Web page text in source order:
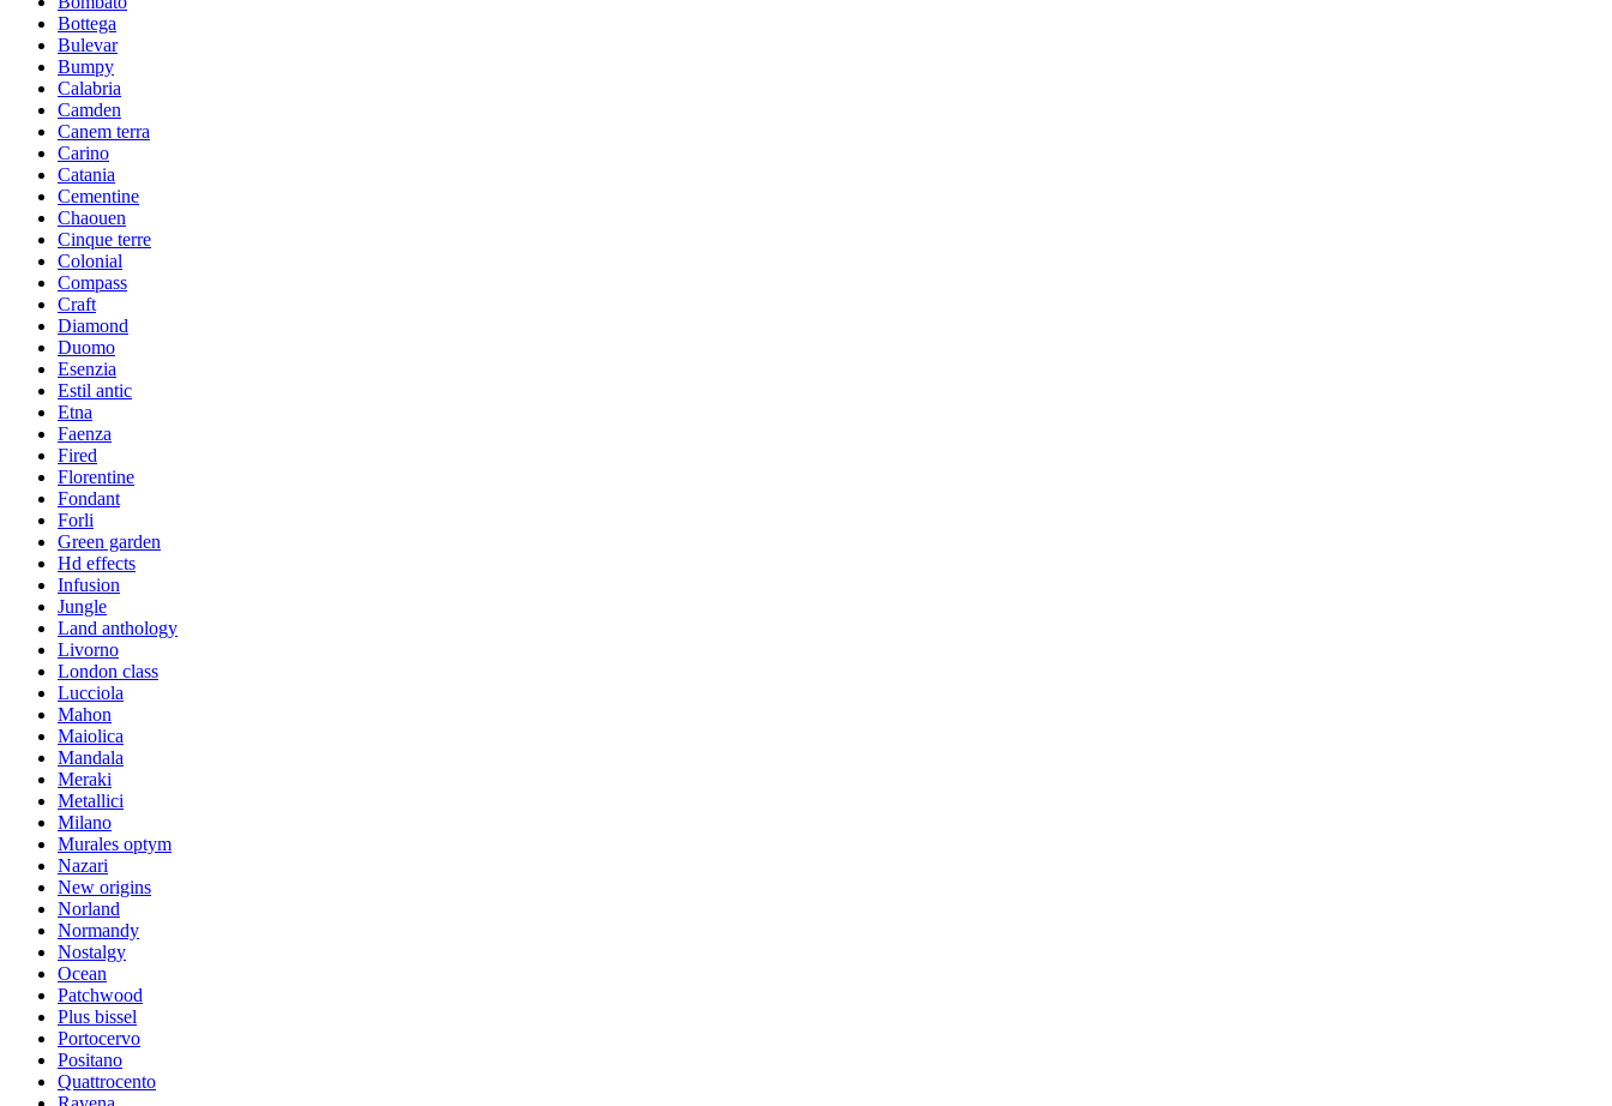
Bottega
Bulevar
Bumpy
Calabria
Camden
Canem terra
Carino
Catania
Cementine
Chaouen
Cinque terre
Colonial
Compass
Craft
Diamond
Duomo
Esenzia
Estil antic
Etna
Faenza
Fired
Florentine
Fondant
Forli
Green garden
Hd effects
Infusion
Jungle
Land anthology
Livorno
London class
Lucciola
Mahon
Maiolica
Mandala
Meraki
Metallici
Milano
Murales optym
Nazari
New origins
Norland
Normandy
Nostalgy
Ocean
Patchwood
Plus bissel
Portocervo
Positano
Quattrocento